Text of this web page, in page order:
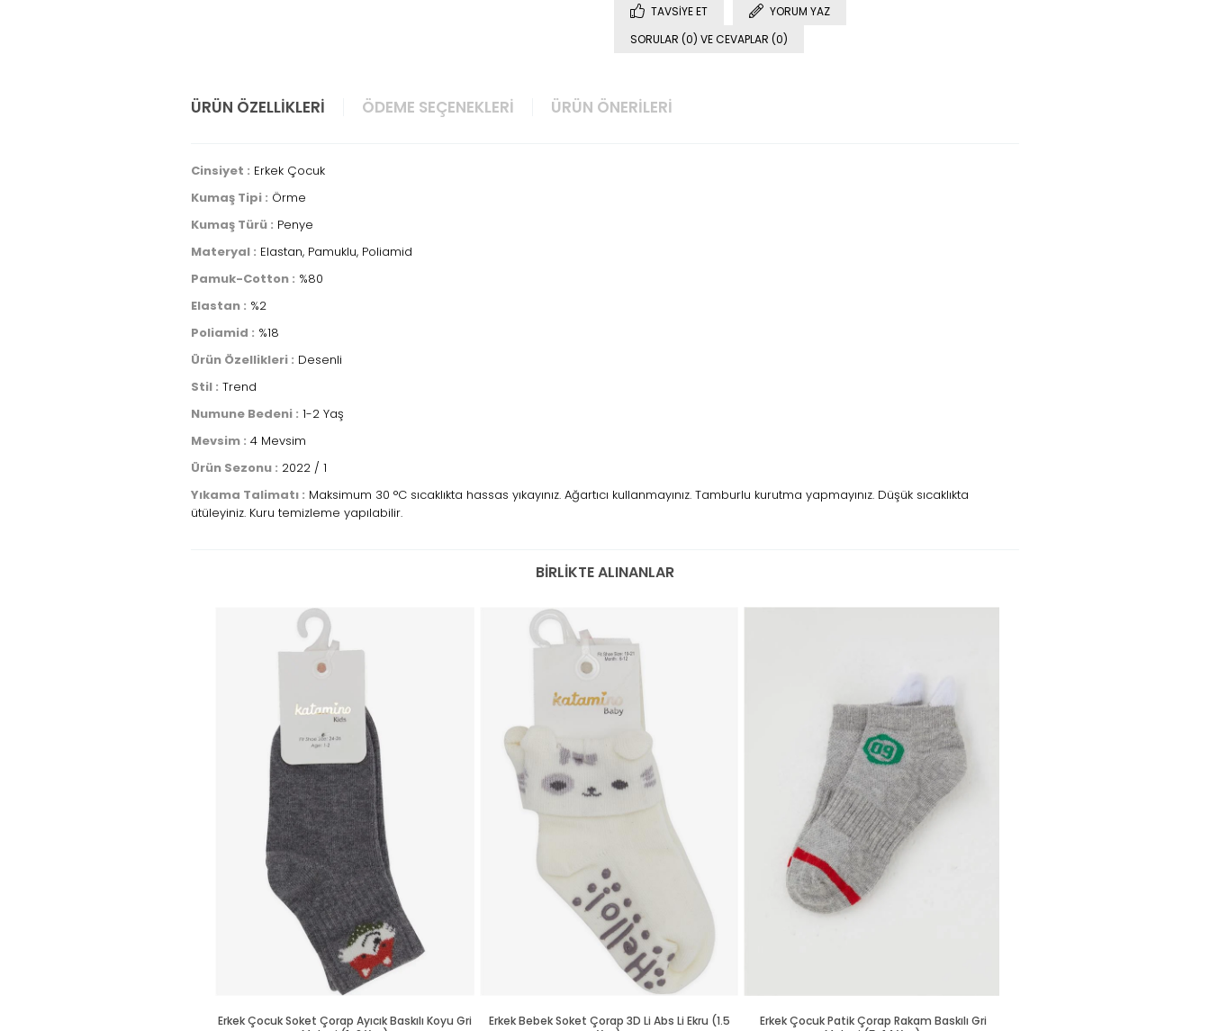
TAVSIYE ET
YORUM YAZ
SORULAR (0) VE CEVAPLAR (0)
ÜRÜN ÖZELLIKLERI ÖDEME SEÇENEKLERI ÜRÜN ÖNERILERI
Cinsiyet : Erkek Çocuk
Kumaş Tipi : Örme
Kumaş Türü : Penye
Materyal : Elastan, Pamuklu, Poliamid
Pamuk-Cotton : %80
Elastan : %2
Poliamid : %18
Ürün Özellikleri : Desenli
Stil : Trend
Numune Bedeni : 1-2 Yaş
Mevsim : 4 Mevsim
Ürün Sezonu : 2022 / 1
Yıkama Talimatı : Maksimum 30 °C sıcaklıkta hassas yıkayınız. Ağartıcı kullanmayınız. Tamburlu kurutma yapmayınız. Düşük sıcaklıkta
ütüleyiniz. Kuru temizleme yapılabilir.